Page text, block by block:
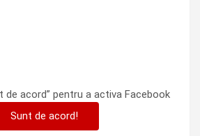
de acord” pentru a activa Facebook
Sunt de acord!